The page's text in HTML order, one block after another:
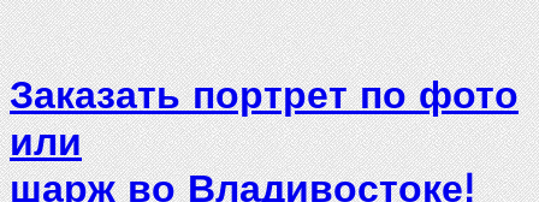
Заказать портрет по фото
или
шарж во Владивостоке!